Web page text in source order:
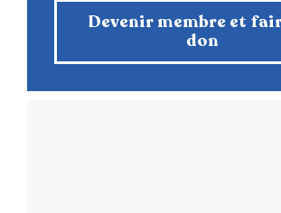
Devenir membre et
don